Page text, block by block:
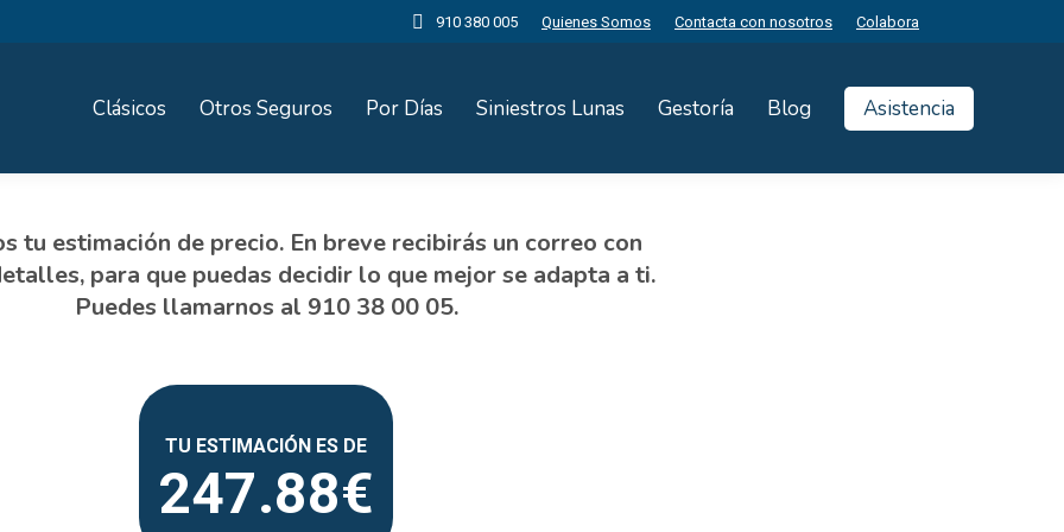
910 380 005 Quienes Somos Contacta con nosotros Colabora
Clásicos Otros Seguros Por Días Siniestros Lunas Gestoría Blog Asistencia
247.88